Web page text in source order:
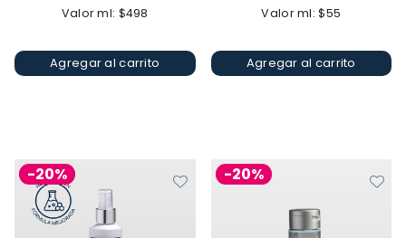
habitual
Valor ml: $498
Agregar al carrito
habitual
Valor ml: $55
Agregar al carrito
-20% -20%